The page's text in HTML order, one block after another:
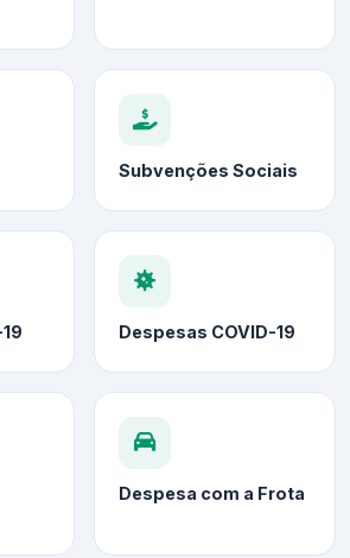
Subvenções Sociais
Despesas COVID-19
Despesa com a Frota